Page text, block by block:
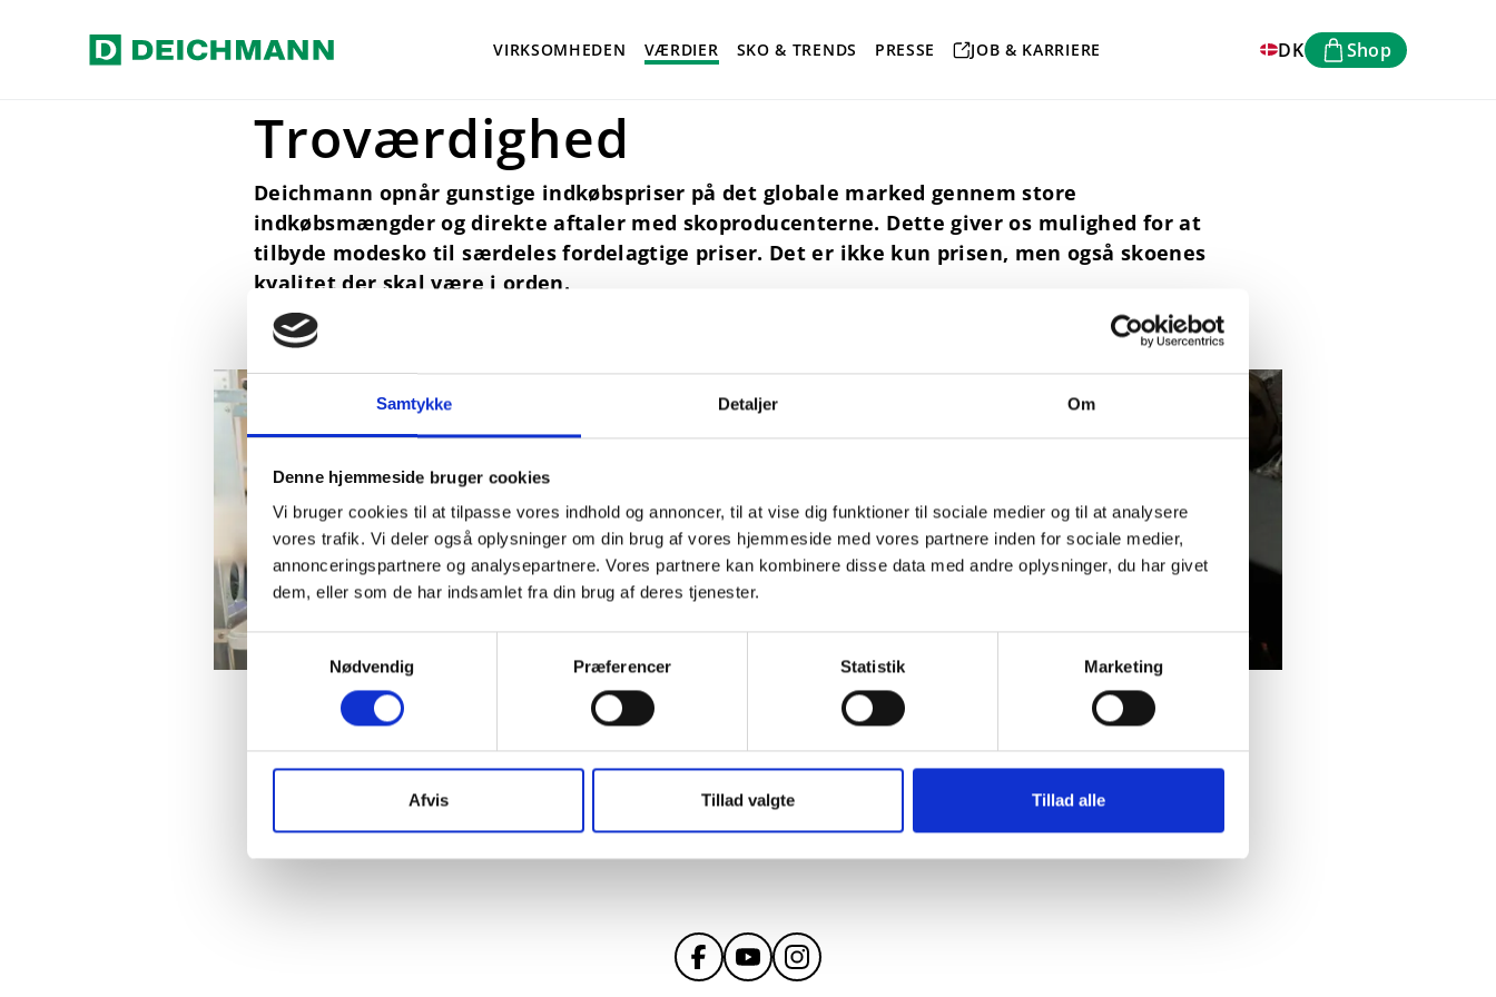
Samtykke Detaljer Om
Denne hjemmeside bruger cookies
Vi bruger cookies til at tilpasse vores indhold og annoncer, til at vise dig funktioner til sociale medier og til at analysere
vores trafik. Vi deler også oplysninger om din brug af vores hjemmeside med vores partnere inden for sociale medier,
annonceringspartnere og analysepartnere. Vores partnere kan kombinere disse data med andre oplysninger, du har givet
dem, eller som de har indsamlet fra din brug af deres tjenester.
Nødvendig
Præferencer Statistik Marketing
Afvis Tillad valgte Tillad alle
Spring til hovedindhold DK Shop
VIRKSOMHEDEN VÆRDIER SKO & TRENDS PRESSE JOB & KARRIERE
Home Værdier
Troværdighed
Deichmann opnår gunstige indkøbspriser på det globale marked gennem store
indkøbsmængder og direkte aftaler med skoproducenterne. Dette giver os mulighed for at
tilbyde modesko til særdeles fordelagtige priser. Det er ikke kun prisen, men også skoenes
kvalitet der skal være i orden.
Derfor er vi med allerede i fremstillingsprocessen, hvor vi i samarbejde med leverandøren sikrer at
Med den såkaldteCode of Conduct
forpligter vi vores leverandører til hensynsfuld omgang med